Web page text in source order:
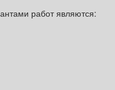
работ являются: